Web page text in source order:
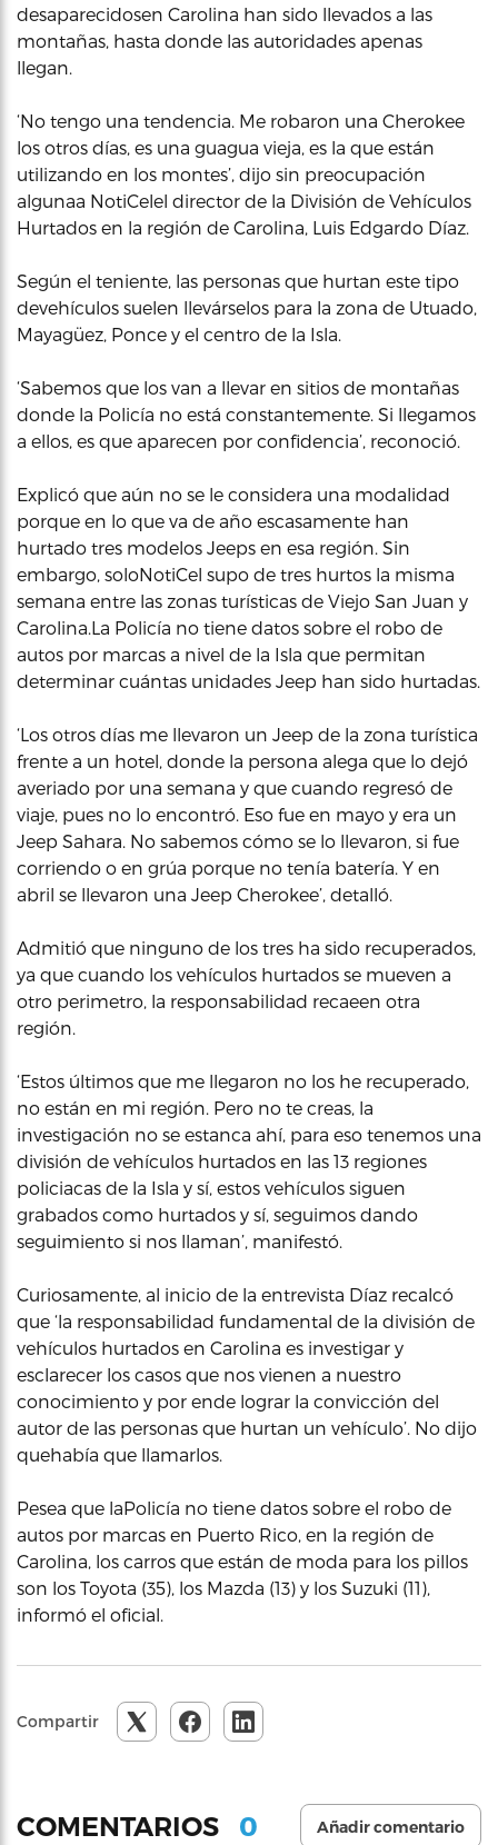
desaparecidosen Carolina han sido llevados a las
montañas, hasta donde las autoridades apenas
llegan.
‘No tengo una tendencia. Me robaron una Cherokee
los otros días, es una guagua vieja, es la que están
utilizando en los montes’, dijo sin preocupación
algunaa NotiCelel director de la División de Vehículos
Hurtados en la región de Carolina, Luis Edgardo Díaz.
Según el teniente, las personas que hurtan este tipo
devehículos suelen llevárselos para la zona de Utuado,
Mayagüez, Ponce y el centro de la Isla.
‘Sabemos que los van a llevar en sitios de montañas
donde la Policía no está constantemente. Si llegamos
a ellos, es que aparecen por confidencia’, reconoció.
Explicó que aún no se le considera una modalidad
porque en lo que va de año escasamente han
hurtado tres modelos Jeeps en esa región. Sin
embargo, soloNotiCel supo de tres hurtos la misma
semana entre las zonas turísticas de Viejo San Juan y
Carolina.La Policía no tiene datos sobre el robo de
autos por marcas a nivel de la Isla que permitan
determinar cuántas unidades Jeep han sido hurtadas.
‘Los otros días me llevaron un Jeep de la zona turística
frente a un hotel, donde la persona alega que lo dejó
averiado por una semana y que cuando regresó de
viaje, pues no lo encontró. Eso fue en mayo y era un
Jeep Sahara. No sabemos cómo se lo llevaron, si fue
corriendo o en grúa porque no tenía batería. Y en
abril se llevaron una Jeep Cherokee’, detalló.
Admitió que ninguno de los tres ha sido recuperados,
ya que cuando los vehículos hurtados se mueven a
otro perimetro, la responsabilidad recaeen otra
región.
‘Estos últimos que me llegaron no los he recuperado,
no están en mi región. Pero no te creas, la
investigación no se estanca ahí, para eso tenemos una
división de vehículos hurtados en las 13 regiones
policiacas de la Isla y sí, estos vehículos siguen
grabados como hurtados y sí, seguimos dando
seguimiento si nos llaman’, manifestó.
Curiosamente, al inicio de la entrevista Díaz recalcó
que ‘la responsabilidad fundamental de la división de
vehículos hurtados en Carolina es investigar y
esclarecer los casos que nos vienen a nuestro
conocimiento y por ende lograr la convicción del
autor de las personas que hurtan un vehículo’. No dijo
quehabía que llamarlos.
Pesea que laPolicía no tiene datos sobre el robo de
autos por marcas en Puerto Rico, en la región de
Carolina, los carros que están de moda para los pillos
son los Toyota (35), los Mazda (13) y los Suzuki (11),
informó el oficial.
Compartir
COMENTARIOS 0 Añadir comentario